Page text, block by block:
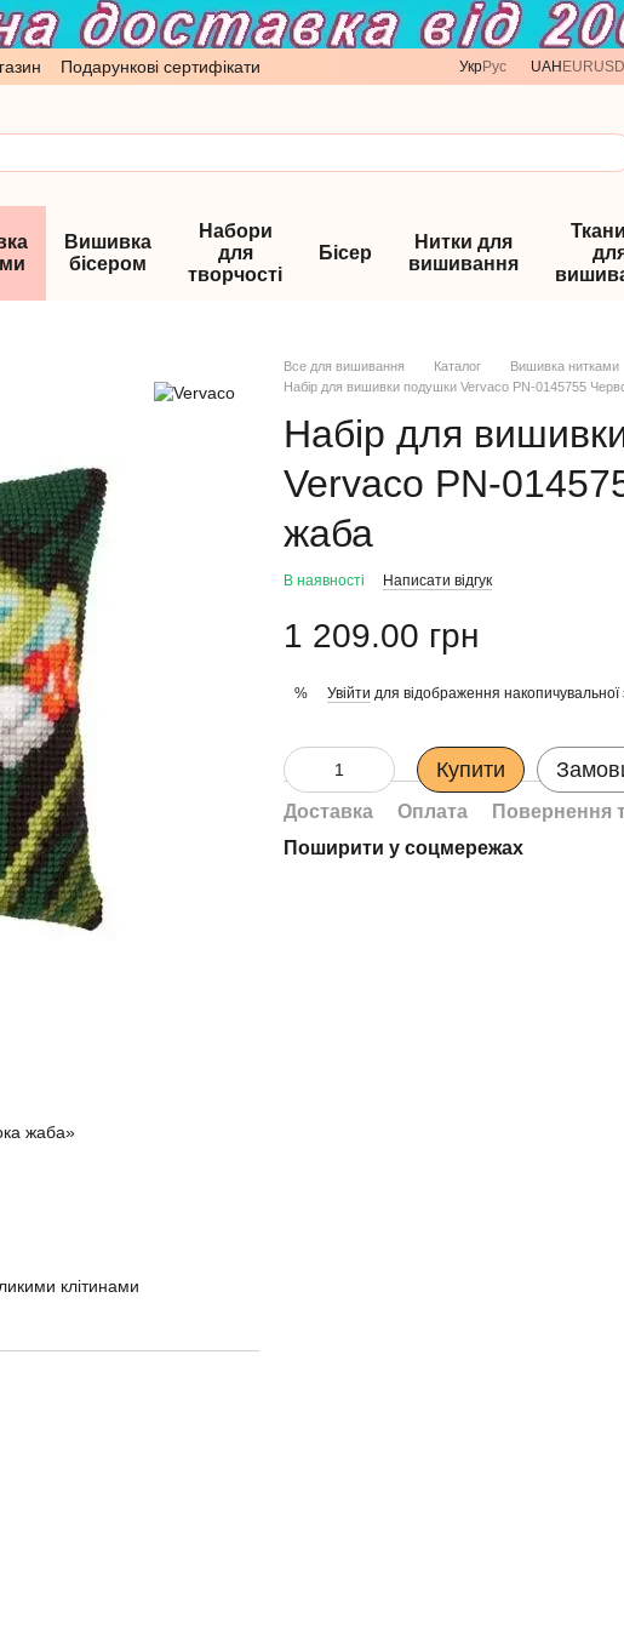
Подарункові сертифікати УкрРус UAH EURUSD
Вишивка
бісером
Набори
для
творчості
Бісер
Нитки для
вишивання
жаба»
клітинами
Все для вишивання Каталог Вишивка нитками
Набір для вишивки подушки Vervaco PN-0145755
Набір для
Vervaco PN-
жаба
В наявності Написати відгук
1 209.00 грн
% Увійти для відображення накопичувальної
Купити
Доставка Оплата
Повернення
Поширити у соцмережах